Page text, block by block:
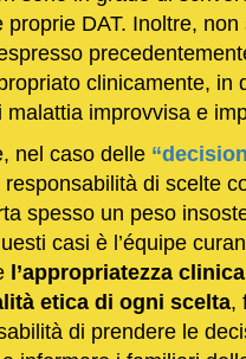
proprie DAT. Inoltre, non
clinicamente, in
malattia improvvisa e
nel caso delle
di scelte
spesso un peso
casi è l’équipe
l’appropriatezza
etica di ogni scelta,
di prendere le